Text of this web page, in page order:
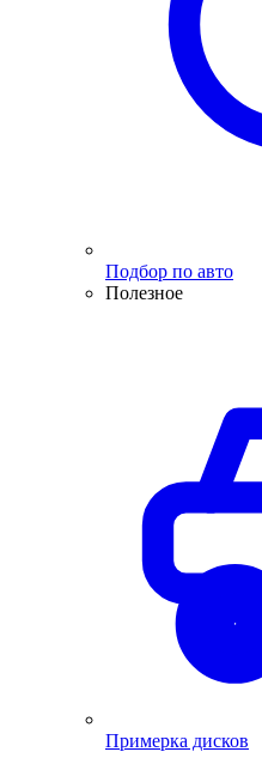
Подбор по авто
Полезное
Примерка дисков